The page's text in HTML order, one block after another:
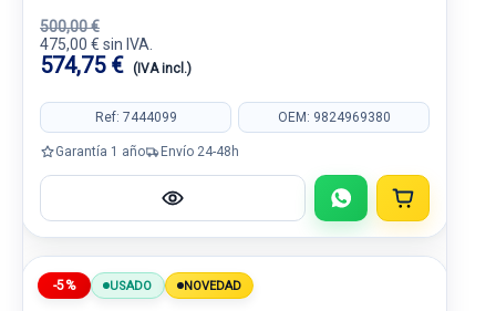
500,00 €
475,00 € sin IVA.
574,75 € (IVA incl.)
Ref: 7444099 OEM: 9824969380
Garantía 1 año Envío 24-48h
-5% USADO NOVEDAD